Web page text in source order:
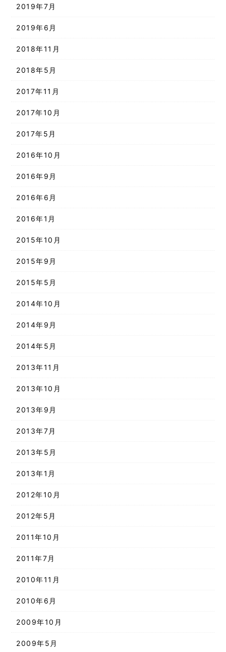
2019年7月
2019年6月
2018年11月
2018年5月
2017年11月
2017年10月
2017年5月
2016年10月
2016年9月
2016年6月
2016年1月
2015年10月
2015年9月
2015年5月
2014年10月
2014年9月
2014年5月
2013年11月
2013年10月
2013年9月
2013年7月
2013年5月
2013年1月
2012年10月
2012年5月
2011年10月
2011年7月
2010年11月
2010年6月
2009年10月
2009年5月